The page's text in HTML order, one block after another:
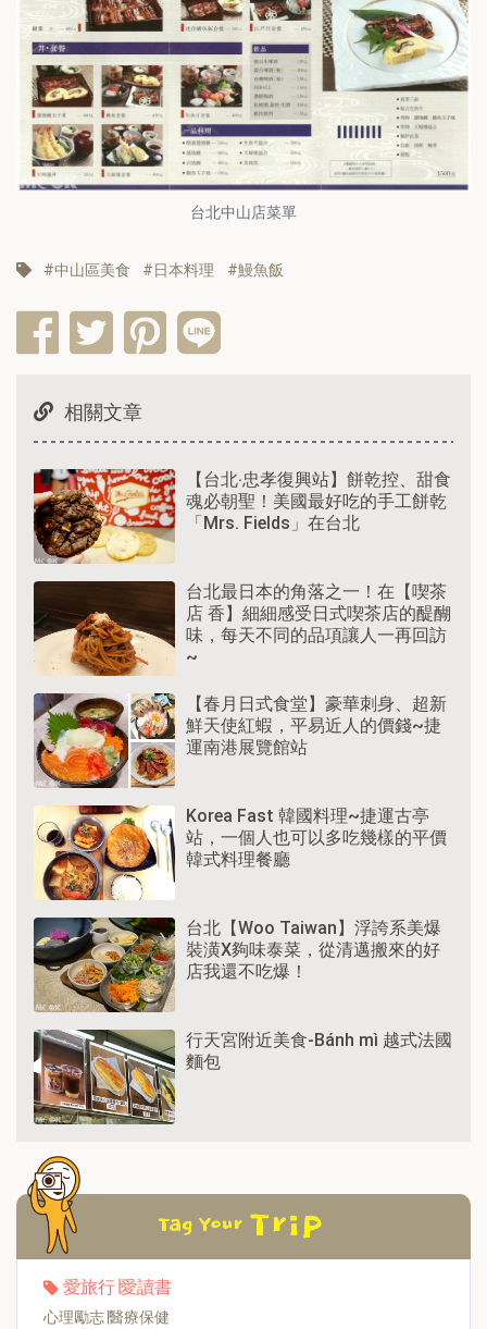
台北中山店菜單
中山區美食 日本料理 鰻魚飯
相關文章
【台北‧忠孝復興站】餅乾控、甜食
魂必朝聖！美國最好吃的手工餅乾
「Mrs. Fields」在台北
台北最日本的角落之一！在【喫茶
店 香】細細感受日式喫茶店的醍醐
味，每天不同的品項讓人一再回訪
~
【春月日式食堂】豪華刺身、超新
鮮天使紅蝦，平易近人的價錢~捷
運南港展覽館站
Korea Fast 韓國料理~捷運古亭
站，一個人也可以多吃幾樣的平價
韓式料理餐廳
台北【Woo Taiwan】浮誇系美爆
裝潢X夠味泰菜，從清邁搬來的好
店我還不吃爆！
行天宮附近美食-Bánh mì 越式法國
麵包
愛旅行∣愛讀書
心理勵志∣醫療保健